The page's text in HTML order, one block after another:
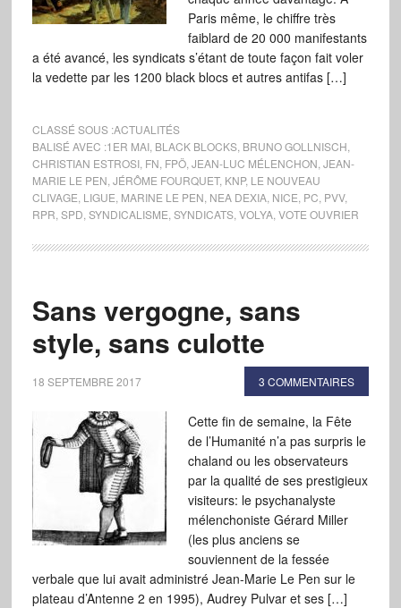
Paris même, le chiffre très
faiblard de 20 000 manifestants
a été avancé, les syndicats s’étant de toute façon fait voler
la vedette par les 1200 black blocs et autres antifas […]
CLASSÉ SOUS :ACTUALITÉS
BALISÉ AVEC :1ER MAI, BLACK BLOCKS, BRUNO GOLLNISCH
CHRISTIAN ESTROSI, FN FPÖ, JEAN-LUC MÉLENCHON JEAN-
MARIE LE PEN JÉRÔME FOURQUET, KNP, LE NOUVEAU
CLIVAGE LIGUE MARINE LE PEN NEA DEXIA, NICE PC PVV,
RPR SPD SYNDICALISME SYNDICATS, VOLYA, VOTE OUVRIER
Sans vergogne, sans
style, sans culotte
18 SEPTEMBRE 2017 3 COMMENTAIRES
Cette fin de semaine, la Fête
de l’Humanité n’a pas surpris le
chaland ou les observateurs
par la qualité de ses prestigieux
visiteurs: le psychanalyste
mélenchoniste Gérard Miller
(les plus anciens se
souviennent de la fessée
verbale que lui avait administré Jean-Marie Le Pen sur le
plateau d’Antenne 2 en 1995), Audrey Pulvar et ses […]